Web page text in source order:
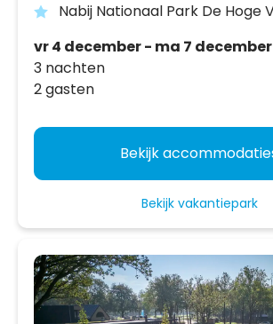
Nabij Nationaal Park De Hoge
vr 4 december - ma 7 december
3 nachten
2 gasten
Bekijk
Bekijk vakantiepark